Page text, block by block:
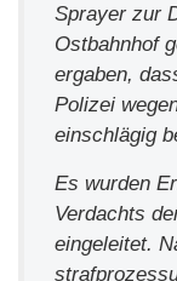
Sprayer zur
Ostbahnhof
ergaben,
Polizei
einschlägig
Es wurden
Verdachts
eingeleitet.